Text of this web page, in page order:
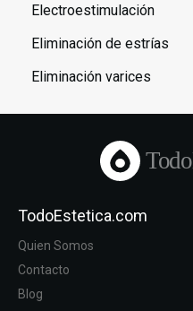
Electroestimulación
Eliminación de estrías
Eliminación varices
Todo
TodoEstetica.com
Quien Somos
Contacto
Blog